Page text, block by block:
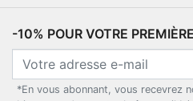
-10% POUR VOTRE
*En vous abonnant, vous recevrez